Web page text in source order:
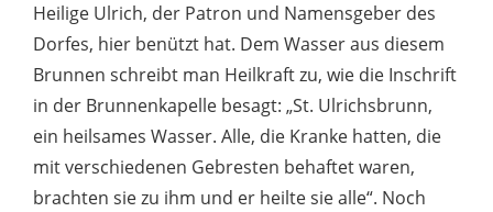
Heilige Ulrich, der Patron und Namensgeber des
Dorfes, hier benützt hat. Dem Wasser aus diesem
Brunnen schreibt man Heilkraft zu, wie die Inschrift
in der Brunnenkapelle besagt: „St. Ulrichsbrunn,
ein heilsames Wasser. Alle, die Kranke hatten, die
mit verschiedenen Gebresten behaftet waren,
brachten sie zu ihm und er heilte sie alle“. Noch